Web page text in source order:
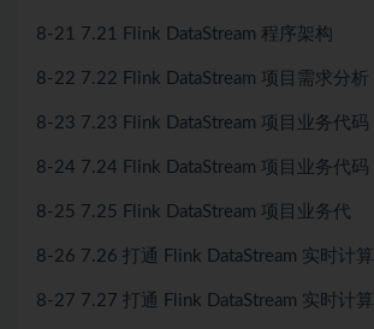
8-21 7.21 Flink DataStream 程序架构
8-22 7.22 Flink DataStream 项目需求分析
8-23 7.23 Flink DataStream 项目业务代码
8-24 7.24 Flink DataStream 项目业务代码
8-25 7.25 Flink DataStream 项目业务代
8-26 7.26 打通 Flink DataStream 实时计算
8-27 7.27 打通 Flink DataStream 实时计算